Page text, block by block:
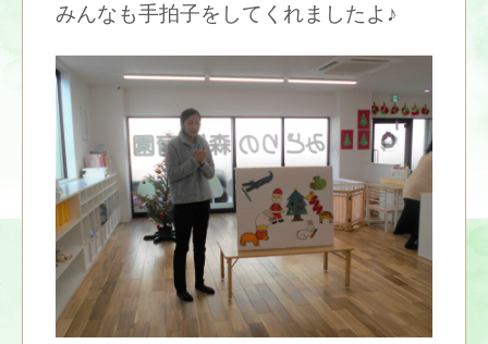
みんなも手拍子をしてくれましたよ♪